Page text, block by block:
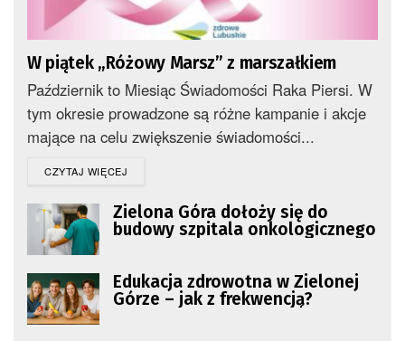
W piątek „Różowy Marsz” z marszałkiem
Październik to Miesiąc Świadomości Raka Piersi. W
tym okresie prowadzone są różne kampanie i akcje
mające na celu zwiększenie świadomości...
CZYTAJ WIĘCEJ
Zielona Góra dołoży się do
budowy szpitala onkologicznego
Edukacja zdrowotna w Zielonej
Górze – jak z frekwencją?